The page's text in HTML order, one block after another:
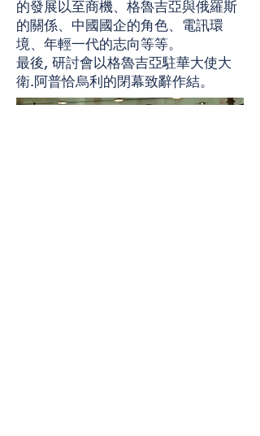
的發展以至商機、格魯吉亞與俄羅斯
的關係、中國國企的角色、電訊環
境、年輕一代的志向等等。
最後, 研討會以格魯吉亞駐華大使大
衛.阿普恰烏利的閉幕致辭作結。